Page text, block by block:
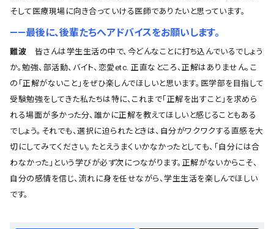
そして医療現場に向き合っていける医師でありたいと思っています。
――最後に、後輩たちへアドバイスをお願いします。
難波 皆さんは学生生活の中で、今どんなことに打ち込んでいるでしょう
か。勉強、部活動、バイト、恋愛etc. 正直なところ、正解はありません。こ
の「正解がないこと」をぜひ楽しんでほしいと思います。医学部を目指して
受験勉強をしてきた私たちは特に、これまで「正解を出すこと」を求めら
れる場面が多かった分、誰かに正解を教えてほしいと感じることもある
でしょう。それでも、選択に迫られたときは、自分がワクワクする直感を大
切にしてみてください。たとえうまくいかなかったとしても、「自分には合
わなかった」という学びが必ず次につながります。正解がないからこそ、
自分の感情を信じ、流れに身を任せながら、学生生活を楽しんでほしい
です。